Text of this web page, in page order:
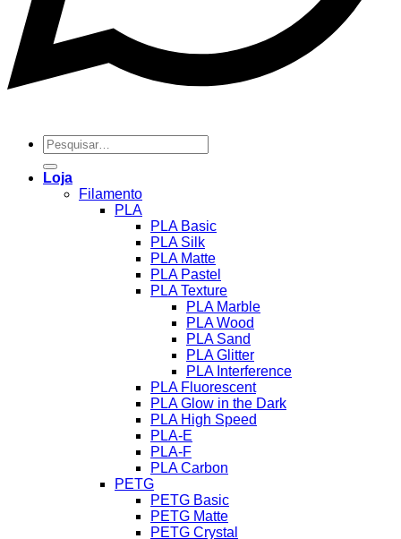
Pesquisar
por:
Loja
Filamento
PLA
PLA Basic
PLA Silk
PLA Matte
PLA Pastel
PLA Texture
PLA Marble
PLA Wood
PLA Sand
PLA Glitter
PLA Interference
PLA Fluorescent
PLA Glow in the Dark
PLA High Speed
PLA-E
PLA-F
PLA Carbon
PETG
PETG Basic
PETG Matte
PETG Crystal